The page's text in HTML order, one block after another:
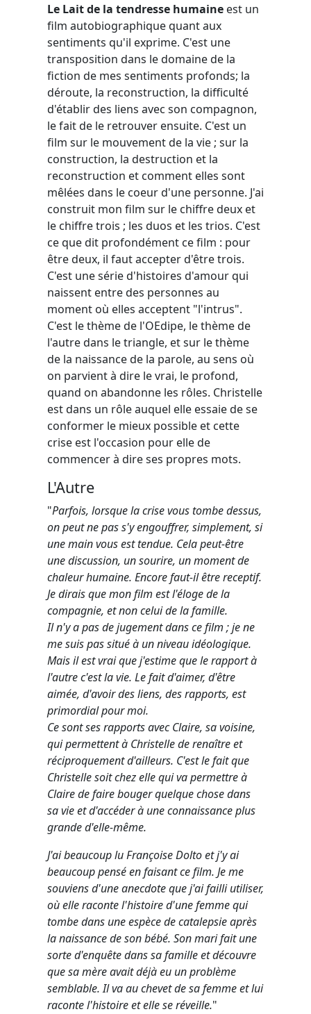
Le Lait de la tendresse humaine est un
film autobiographique quant aux
sentiments qu'il exprime. C'est une
transposition dans le domaine de la
fiction de mes sentiments profonds; la
déroute, la reconstruction, la difficulté
d'établir des liens avec son compagnon,
le fait de le retrouver ensuite. C'est un
film sur le mouvement de la vie ; sur la
construction, la destruction et la
reconstruction et comment elles sont
mêlées dans le coeur d'une personne. J'ai
construit mon film sur le chiffre deux et
le chiffre trois ; les duos et les trios. C'est
ce que dit profondément ce film : pour
être deux, il faut accepter d'être trois.
C'est une série d'histoires d'amour qui
naissent entre des personnes au
moment où elles acceptent "l'intrus".
C'est le thème de l'OEdipe, le thème de
l'autre dans le triangle, et sur le thème
de la naissance de la parole, au sens où
on parvient à dire le vrai, le profond,
quand on abandonne les rôles. Christelle
est dans un rôle auquel elle essaie de se
conformer le mieux possible et cette
crise est l'occasion pour elle de
commencer à dire ses propres mots.
L'Autre
"Parfois, lorsque la crise vous tombe dessus,
on peut ne pas s'y engouffrer, simplement, si
une main vous est tendue. Cela peut-être
une discussion, un sourire, un moment de
chaleur humaine. Encore faut-il être receptif.
Je dirais que mon film est l'éloge de la
compagnie, et non celui de la famille.
Il n'y a pas de jugement dans ce film ; je ne
me suis pas situé à un niveau idéologique.
Mais il est vrai que j'estime que le rapport à
l'autre c'est la vie. Le fait d'aimer, d'être
aimée, d'avoir des liens, des rapports, est
primordial pour moi.
Ce sont ses rapports avec Claire, sa voisine,
qui permettent à Christelle de renaître et
réciproquement d'ailleurs. C'est le fait que
Christelle soit chez elle qui va permettre à
Claire de faire bouger quelque chose dans
sa vie et d'accéder à une connaissance plus
grande d'elle-même.
J'ai beaucoup lu Françoise Dolto et j'y ai
beaucoup pensé en faisant ce film. Je me
souviens d'une anecdote que j'ai failli utiliser,
où elle raconte l'histoire d'une femme qui
tombe dans une espèce de catalepsie après
la naissance de son bébé. Son mari fait une
sorte d'enquête dans sa famille et découvre
que sa mère avait déjà eu un problème
semblable. Il va au chevet de sa femme et lui
raconte l'histoire et elle se réveille."